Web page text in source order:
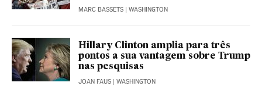
MARC BASSETS | WASHINGTON
Hillary Clinton amplia para três
pontos a sua vantagem sobre Trump
nas pesquisas
JOAN FAUS | WASHINGTON